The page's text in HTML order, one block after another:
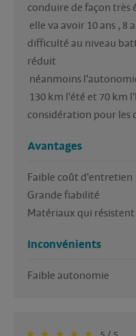
conduire de façon très
difficulté au niveau
réduit
considération pour les
Avantages
Faible coût d'entretien
Grande fiabilité
Inconvénients
Faible autonomie